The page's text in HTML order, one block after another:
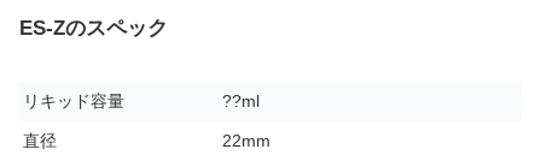
ES-Zのスペック
リキッド容量 ??ml
直径 22mm